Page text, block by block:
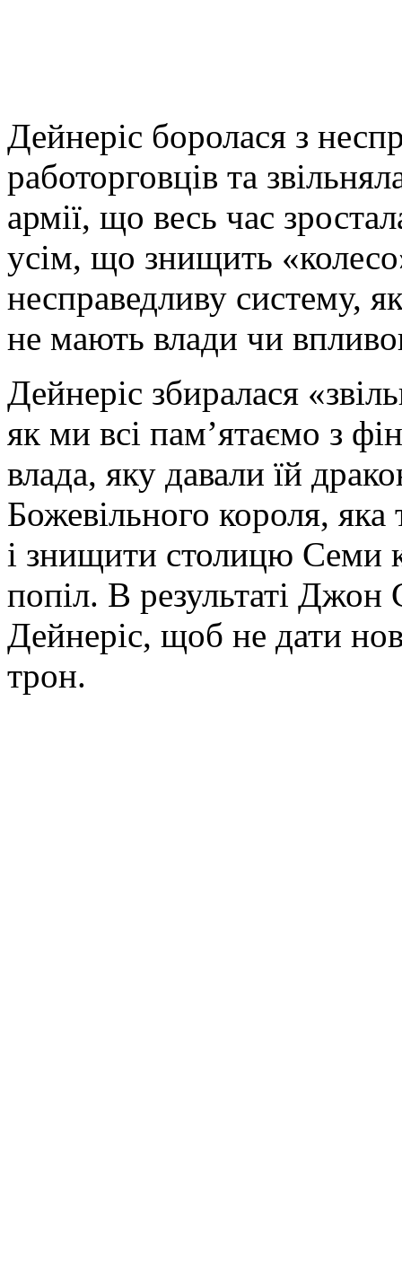
Дейнеріс боролася з
работорговців та
армії, що весь час
усім, що знищить
несправедливу систему,
не мають влади чи
Дейнеріс збиралася
як ми всі пам’ятаємо з
влада, яку давали їй
Божевільного короля,
і знищити столицю Семи
попіл. В результаті Джон
Дейнеріс, щоб не дати
трон.